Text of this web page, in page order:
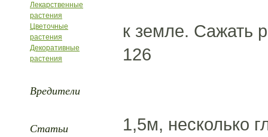
Лекарственные
растения
Цветочные
растения
Декоративные
растения
Вредители
Статьи
к земле. Сажать
126
1,5м, несколько